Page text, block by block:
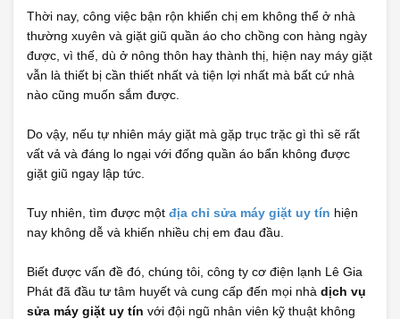
Thời nay, công việc bận rộn khiến chị em không thể ở nhà
thường xuyên và giặt giũ quần áo cho chồng con hàng ngày
được, vì thế, dù ở nông thôn hay thành thị, hiện nay máy giặt
vẫn là thiết bị cần thiết nhất và tiện lợi nhất mà bất cứ nhà
nào cũng muốn sắm được.
Do vậy, nếu tự nhiên máy giặt mà gặp trục trặc gì thì sẽ rất
vất vả và đáng lo ngại với đống quần áo bẩn không được
giặt giũ ngay lập tức.
Tuy nhiên, tìm được một địa chỉ sửa máy giặt uy tín hiện
nay không dễ và khiến nhiều chị em đau đầu.
Biết được vấn đề đó, chúng tôi, công ty cơ điện lạnh Lê Gia
Phát đã đầu tư tâm huyết và cung cấp đến mọi nhà dịch vụ
sửa máy giặt uy tín với đội ngũ nhân viên kỹ thuật không